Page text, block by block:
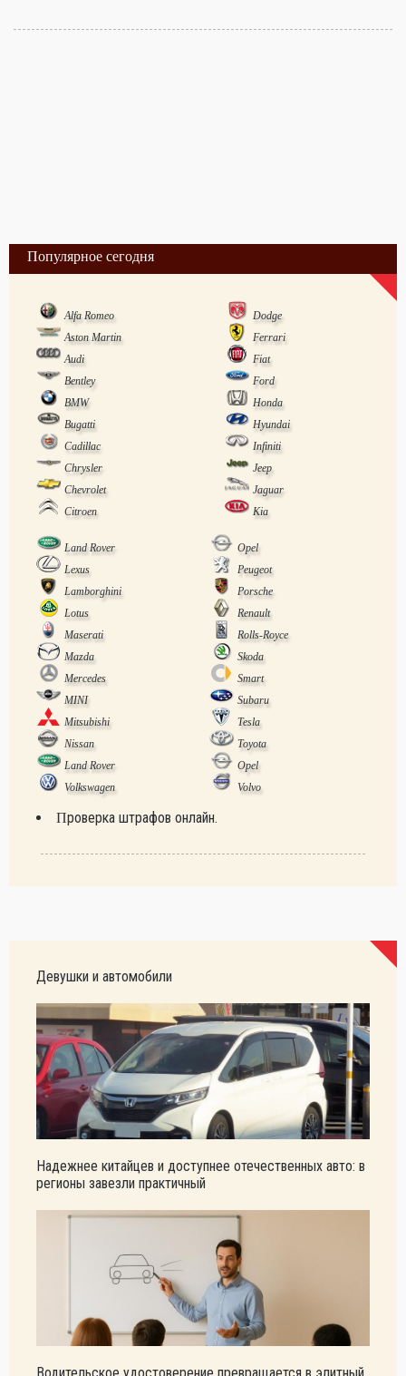
Популярное сегодня
Alfa Romeo
Dodge
Aston Martin
Ferrari
Audi
Fiat
Bentley
Ford
BMW
Honda
Bugatti
Hyundai
Cadillac
Infiniti
Chrysler
Jeep
Chevrolet
Jaguar
Citroen
Kia
Land Rover
Opel
Lexus
Peugeot
Lamborghini
Porsche
Lotus
Renault
Maserati
Rolls-Royce
Mazda
Skoda
Mercedes
Smart
MINI
Subaru
Mitsubishi
Tesla
Nissan
Toyota
Land Rover
Opel
Volkswagen
Volvo
Проверка штрафов онлайн.
Девушки и автомобили
Надежнее китайцев и доступнее отечественных авто: в
регионы завезли практичный